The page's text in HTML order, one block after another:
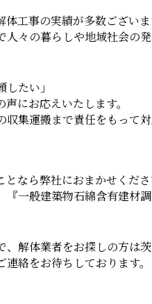
工事の実績が多数ございま
々の暮らしや地域社会の
したい」
にお応えいたします。
収集運搬まで責任をもって
なら弊社におまかせくださ
『一般建築物石綿含有建材
、解体業者をお探しの方は
絡をお待ちしております。